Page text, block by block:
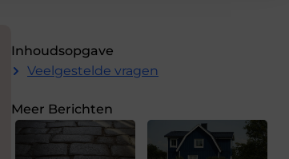
Inhoudsopgave
Veelgestelde vragen
Meer Berichten